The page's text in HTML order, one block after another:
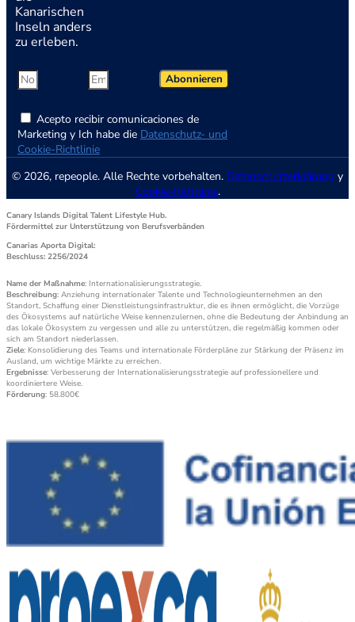
Kanarischen
Inseln anders
zu erleben.
Acepto recibir comunicaciones de
Marketing y Ich habe die Datenschutz- und
Cookie-Richtlinie
Abonnieren
© 2026, repeople. Alle Rechte vorbehalten. Datenschutzerklärung y
Cookie-Richtlinie.
Canary Islands Digital Talent Lifestyle Hub.
Fördermittel zur Unterstützung von Berufsverbänden
Canarias Aporta Digital:
Beschluss: 2256/2024
Name der Maßnahme: Internationalisierungsstrategie.
Beschreibung: Anziehung internationaler Talente und Technologieunternehmen an den
Standort, Schaffung einer Dienstleistungsinfrastruktur, die es ihnen ermöglicht, die Vorzüge
des Ökosystems auf natürliche Weise kennenzulernen, ohne die Bedeutung der Anbindung an
das lokale Ökosystem zu vergessen und alle zu unterstützen, die regelmäßig kommen oder
sich am Standort niederlassen.
Ziele: Konsolidierung des Teams und internationale Förderpläne zur Stärkung der Präsenz im
Ausland, um wichtige Märkte zu erreichen.
Ergebnisse: Verbesserung der Internationalisierungsstrategie auf professionellere und
koordiniertere Weise.
Förderung: 58.800€